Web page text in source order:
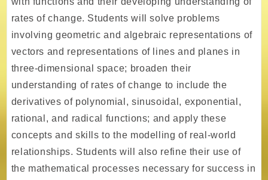
rates of change. Students will solve problems
involving geometric and algebraic representations of
vectors and representations of lines and planes in
three-dimensional space; broaden their
understanding of rates of change to include the
derivatives of polynomial, sinusoidal, exponential,
rational, and radical functions; and apply these
concepts and skills to the modelling of real-world
relationships. Students will also refine their use of
the mathematical processes necessary for success in